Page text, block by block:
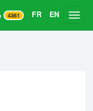
4361 FR EN